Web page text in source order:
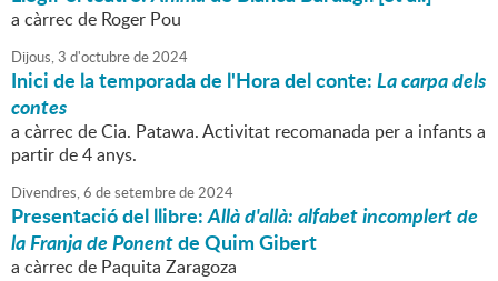
a càrrec de Roger Pou
Dijous,3 d'octubrede2024
Inici de la temporada de l'Hora del conte:La carpa dels
contes
a càrrec de Cia. Patawa. Activitat recomanada per a infants a
partir de 4 anys.
Divendres,6 desetembrede2024
Presentació del llibre:Allà d'allà: alfabet incomplert de
la Franja de Ponentde Quim Gibert
a càrrec de Paquita Zaragoza